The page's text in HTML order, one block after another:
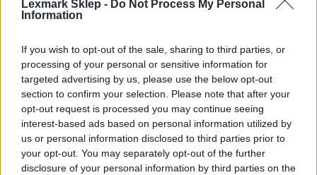
Lexmark Sklep - Do Not Process My Personal
Information
If you wish to opt-out of the sale, sharing to third parties, or
processing of your personal or sensitive information for
targeted advertising by us, please use the below opt-out
section to confirm your selection. Please note that after your
opt-out request is processed you may continue seeing
interest-based ads based on personal information utilized by
us or personal information disclosed to third parties prior to
your opt-out. You may separately opt-out of the further
disclosure of your personal information by third parties on the
Laserowa
Kolor:
Czarny
Ilość w komplecie: